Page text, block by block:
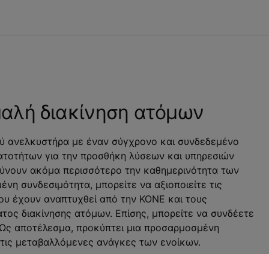
διακίνηση ατόμων
ανελκυστήρα με έναν σύγχρονο και συνδεδεμένο
για την προσθήκη λύσεων και υπηρεσιών
ακόμα περισσότερο την καθημερινότητα των
συνδεσιμότητα, μπορείτε να αξιοποιείτε τις
έχουν αναπτυχθεί από την ΚΟΝΕ και τους
διακίνησης ατόμων. Επίσης, μπορείτε να συνδέετε
Ως αποτέλεσμα, προκύπτει μια προσαρμοσμένη
μεταβαλλόμενες ανάγκες των ενοίκων.